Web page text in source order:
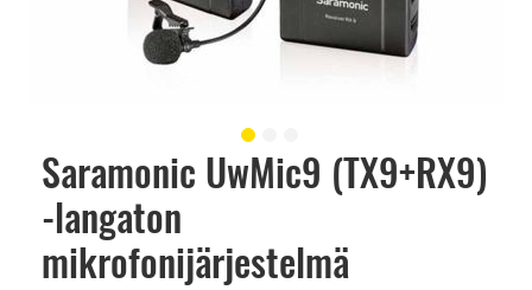
Saramonic UwMic9 (TX9+RX9)
-langaton
mikrofonijärjestelmä
Skip
beginning
images